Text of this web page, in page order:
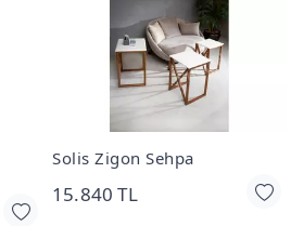
Solis Zigon Sehpa
15.840 TL